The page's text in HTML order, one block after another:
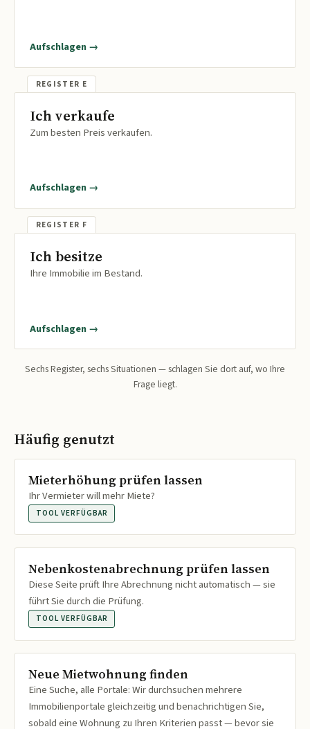
Aufschlagen →
Ich verkaufe
Zum besten Preis verkaufen.
Aufschlagen →
Ich besitze
Ihre Immobilie im Bestand.
Aufschlagen →
Sechs Register, sechs Situationen — schlagen Sie dort auf, wo Ihre
Frage liegt.
Häufig genutzt
Mieterhöhung prüfen lassen
Ihr Vermieter will mehr Miete?
TOOL VERFÜGBAR
Nebenkostenabrechnung prüfen lassen
Diese Seite prüft Ihre Abrechnung nicht automatisch — sie
führt Sie durch die Prüfung.
TOOL VERFÜGBAR
Neue Mietwohnung finden
Eine Suche, alle Portale: Wir durchsuchen mehrere
Immobilienportale gleichzeitig und benachrichtigen Sie,
sobald eine Wohnung zu Ihren Kriterien passt — bevor sie